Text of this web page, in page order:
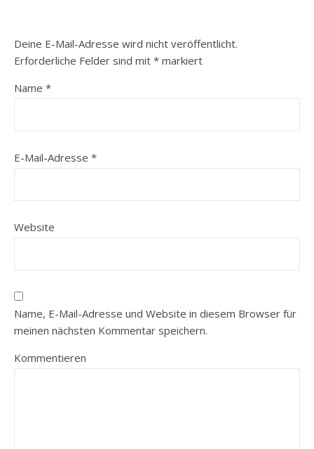
Deine E-Mail-Adresse wird nicht veröffentlicht.
Erforderliche Felder sind mit * markiert
Name *
E-Mail-Adresse *
Website
Name, E-Mail-Adresse und Website in diesem Browser für
meinen nächsten Kommentar speichern.
Kommentieren